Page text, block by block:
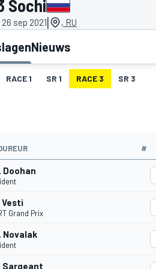
Sochi
sep 2021| , RU
Nieuws
RACE 1 SR 1 RACE 3 SR 3
#
Doohan
Vesti
Grand Prix
Novalak
Sargeant